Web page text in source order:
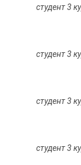
студент 3
студент 3
студент 3
студент 3